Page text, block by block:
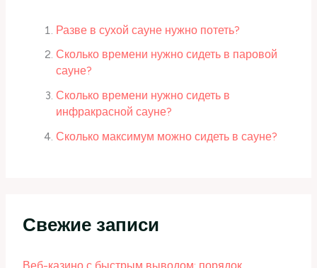
Разве в сухой сауне нужно потеть?
Сколько времени нужно сидеть в паровой
сауне?
Сколько времени нужно сидеть в
инфракрасной сауне?
Сколько максимум можно сидеть в сауне?
Свежие записи